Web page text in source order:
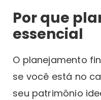
Por que
essencial
O planejamento
se você está no
seu patrimônio